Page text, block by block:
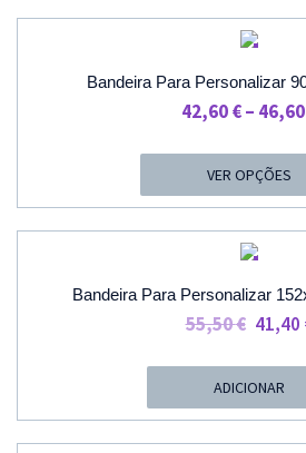
49,10
Bandeira Para Personalizar
42,60€ – 46,60
VER OPÇÕES
Bandeira Para Personalizar
55,50€ O
Original
Era:
55,50
41,40
ADICIONAR